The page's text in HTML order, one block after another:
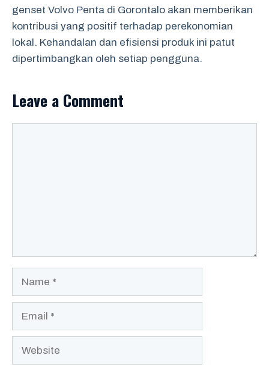
genset Volvo Penta di Gorontalo akan memberikan
kontribusi yang positif terhadap perekonomian
lokal. Kehandalan dan efisiensi produk ini patut
dipertimbangkan oleh setiap pengguna.
Leave a Comment